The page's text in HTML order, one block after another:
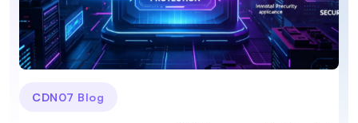
CDN07 Blog